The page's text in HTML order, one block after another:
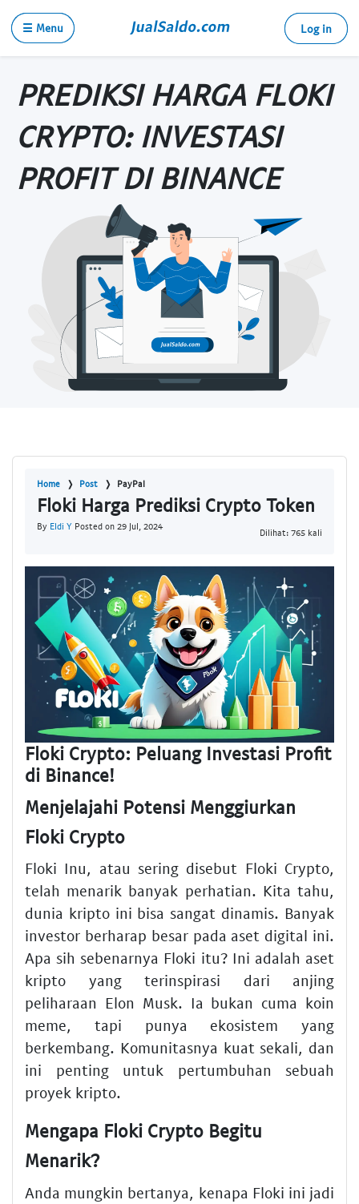
☰ Menu Log in
PREDIKSI HARGA FLOKI
CRYPTO: INVESTASI
PROFIT DI BINANCE
Home Post PayPal
Floki Harga Prediksi Crypto Token
By Eldi Y Posted on 29 Jul, 2024
Dilihat: 765 kali
Floki Crypto: Peluang Investasi Profit
di Binance!
Menjelajahi Potensi Menggiurkan
Floki Crypto
Floki Inu, atau sering disebut Floki Crypto,
telah menarik banyak perhatian. Kita tahu,
dunia kripto ini bisa sangat dinamis. Banyak
investor berharap besar pada aset digital ini.
Apa sih sebenarnya Floki itu? Ini adalah aset
kripto yang terinspirasi dari anjing
peliharaan Elon Musk. Ia bukan cuma koin
meme, tapi punya ekosistem yang
berkembang. Komunitasnya kuat sekali, dan
ini penting untuk pertumbuhan sebuah
proyek kripto.
Mengapa Floki Crypto Begitu
Menarik?
Anda mungkin bertanya, kenapa Floki ini jadi